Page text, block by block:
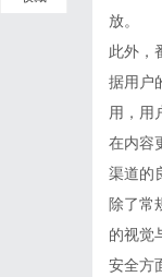
放。
此外，
据用户
用，用
在内容
渠道的
除了常
的视觉
安全方